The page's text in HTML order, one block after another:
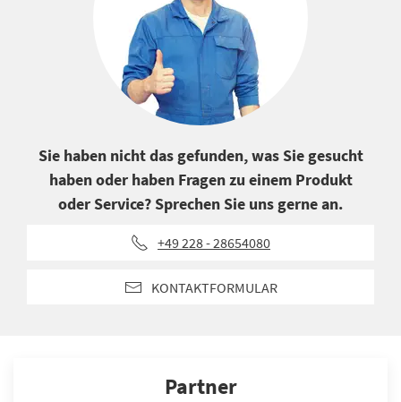
Sie haben nicht das gefunden, was Sie gesucht
haben oder haben Fragen zu einem Produkt
oder Service? Sprechen Sie uns gerne an.
+49 228 - 28654080
KONTAKTFORMULAR
Partner